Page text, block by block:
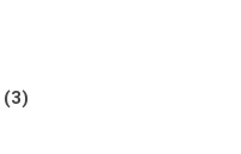
(3)